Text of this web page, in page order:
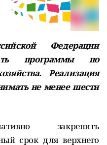
Федерации
программы по
Реализация
не менее шести
закрепить
срок для верхнего